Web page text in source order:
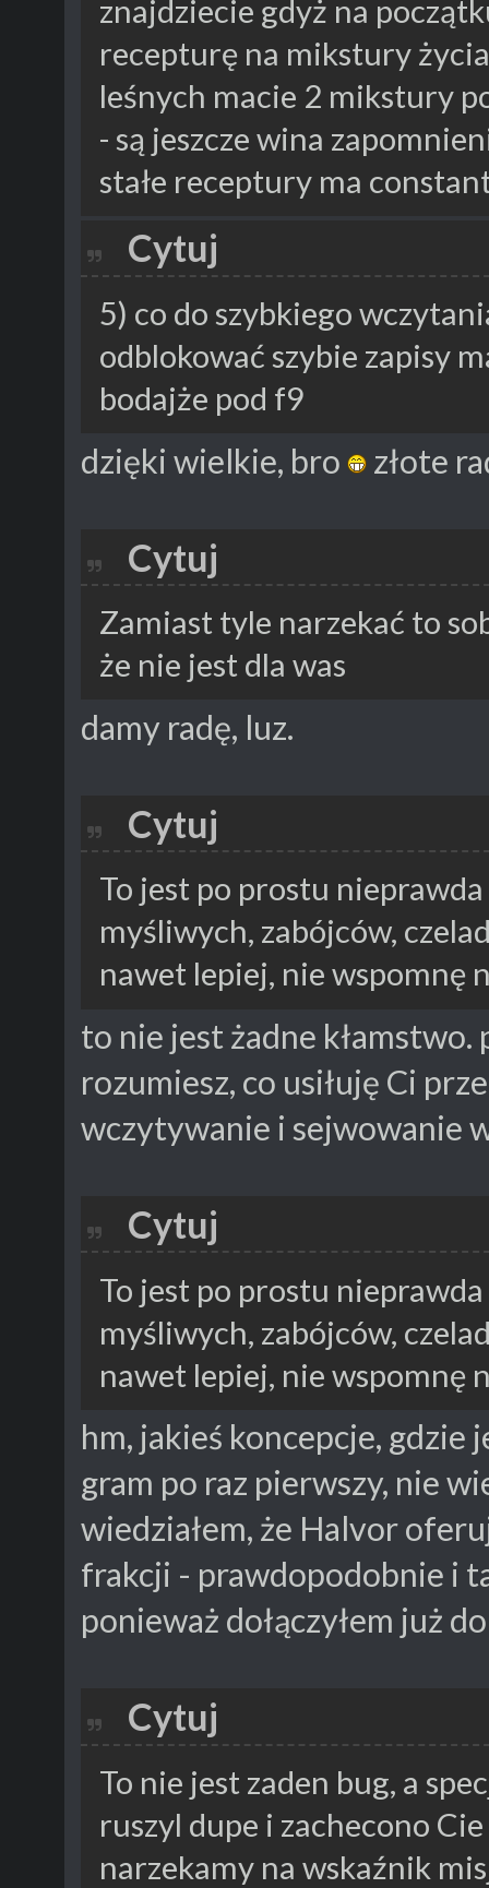
znajdziecie gdyż na
recepturę na mikstury
leśnych macie 2 mikstury
- są jeszcze wina
stałe receptury ma
Cytuj
5) co do szybkiego
odblokować szybie zapisy
bodajże pod f9
dzięki wielkie, bro złote
Cytuj
Zamiast tyle narzekać to
że nie jest dla was
damy radę, luz.
Cytuj
To jest po prostu nieprawda
myśliwych, zabójców,
nawet lepiej, nie wspomnę
to nie jest żadne
rozumiesz, co usiłuję Ci
wczytywanie i sejwowanie
Cytuj
To jest po prostu nieprawda
myśliwych, zabójców,
nawet lepiej, nie wspomnę
hm, jakieś koncepcje, gdzie
gram po raz pierwszy, nie
wiedziałem, że Halvor
frakcji - prawdopodobnie i
ponieważ dołączyłem już
Cytuj
To nie jest zaden bug, a
ruszyl dupe i zachecono
narzekamy na wskaźnik